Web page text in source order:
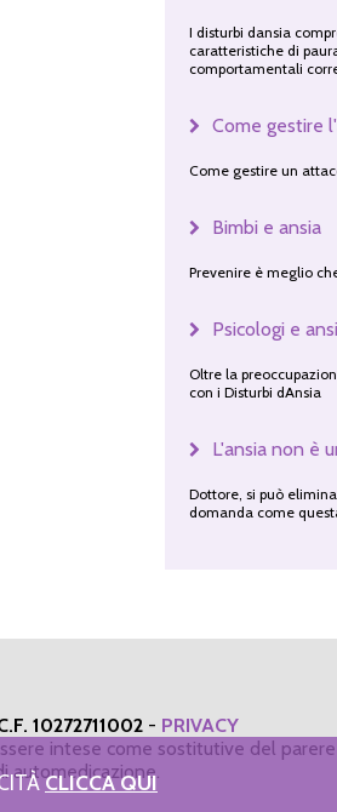
I disturbi dansia
caratteristiche di
comportamentali
Come gestire
Come gestire un
Bimbi e ansia
Prevenire è meglio
Psicologi e
Oltre la
con i Disturbi dAnsia
L'ansia non è
Dottore, si può
domanda come
10272711002- PRIVACY
intese come sostitutive del
automedicazione.
CLICCA QUI